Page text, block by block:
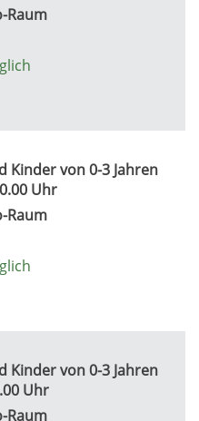
Raum
Kinder von 0-3 Jahren
Uhr
Raum
Kinder von 0-3 Jahren
Uhr
Raum